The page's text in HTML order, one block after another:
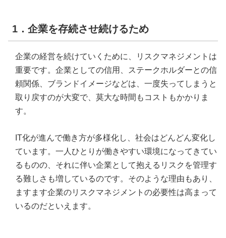
1．企業を存続させ続けるため
企業の経営を続けていくために、リスクマネジメントは
重要です。企業としての信用、ステークホルダーとの信
頼関係、ブランドイメージなどは、一度失ってしまうと
取り戻すのが大変で、莫大な時間もコストもかかりま
す。
IT化が進んで働き方が多様化し、社会はどんどん変化し
ています。一人ひとりが働きやすい環境になってきてい
るものの、それに伴い企業として抱えるリスクを管理す
る難しさも増しているのです。そのような理由もあり、
ますます企業のリスクマネジメントの必要性は高まって
いるのだといえます。